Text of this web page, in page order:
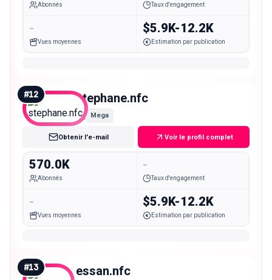
Abonnés Taux d'engagement
-
Vues moyennes
$5.9K-12.2K
Estimation par publication
#12 stephane.nfc
Mega
Obtenir l'e-mail Voir le profil complet
570.0K
Abonnés
-
Taux d'engagement
-
Vues moyennes
$5.9K-12.2K
Estimation par publication
#13 essan.nfc